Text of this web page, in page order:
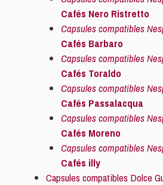
Cafés Nero Ristretto
Capsules compatibles
Cafés Barbaro
Capsules compatibles
Cafés Toraldo
Capsules compatibles
Cafés Passalacqua
Capsules compatibles
Cafés Moreno
Capsules compatibles
Cafés illy
Capsules compatibles Dolce